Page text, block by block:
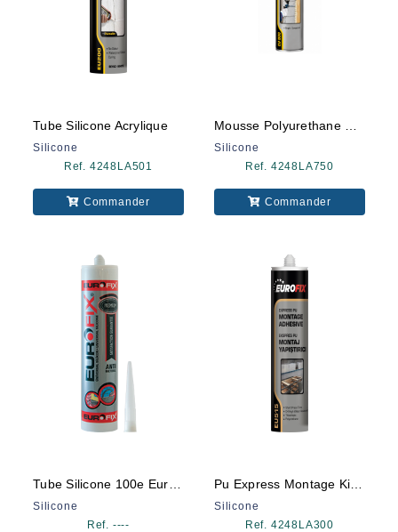
Tube Silicone Acrylique
Silicone
Ref. 4248LA501
Commander
Silicone
Ref. 4248LA750
Commander
Silicone
Ref. ----
Silicone
Ref. 4248LA300